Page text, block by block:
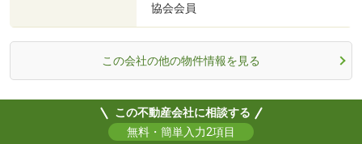
協会会員
この会社の他の物件情報を見る
この不動産会社に相談する
無料・簡単入力2項目